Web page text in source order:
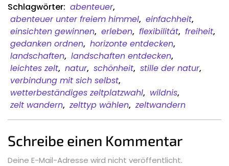
Schlagwörter: abenteuer,
abenteuer unter freiem himmel, einfachheit,
einsichten gewinnen, erleben, flexibilität, freiheit,
gedanken ordnen, horizonte entdecken,
landschaften, landschaften entdecken,
leichtes zelt, natur, schönheit, stille der natur,
verbindung mit sich selbst,
wetterbeständiges zeltplatzwahl, wildnis,
zelt wandern, zelttyp wählen, zeltwandern
Schreibe einen Kommentar
Deine E-Mail-Adresse wird nicht veröffentlicht.